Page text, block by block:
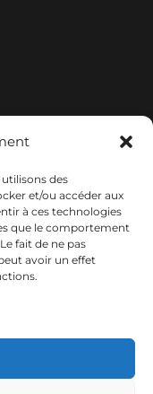
des
et/ou accéder aux
à ces technologies
que le comportement
fait de ne pas
avoir un effet
(RGPD)
Château-